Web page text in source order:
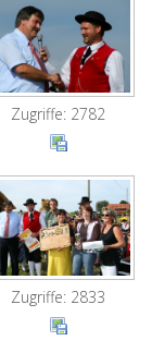
Zugriffe: 2782
Zugriffe: 2833